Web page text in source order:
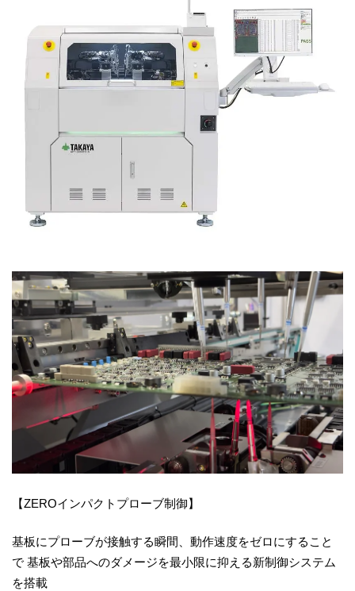
【ZEROインパクトプローブ制御】
基板にプローブが接触する瞬間、動作速度をゼロにすること
で 基板や部品へのダメージを最小限に抑える新制御システム
を搭載